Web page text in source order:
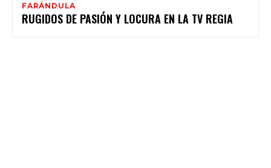
FARÁNDULA
RUGIDOS DE PASIÓN Y LOCURA EN LA TV REGIA